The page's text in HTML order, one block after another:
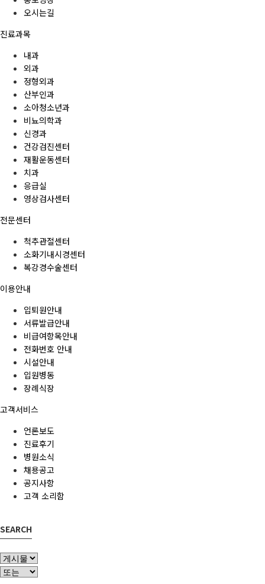
오시는길
진료과목
내과
외과
정형외과
산부인과
소아청소년과
비뇨의학과
신경과
건강검진센터
재활운동센터
치과
응급실
영상검사센터
전문센터
척추관절센터
소화기내시경센터
복강경수술센터
이용안내
입퇴원안내
서류발급안내
비급여항목안내
전화번호 안내
시설안내
입원병동
장례식장
고객서비스
언론보도
진료후기
병원소식
채용공고
공지사항
고객 소리함
SEARCH